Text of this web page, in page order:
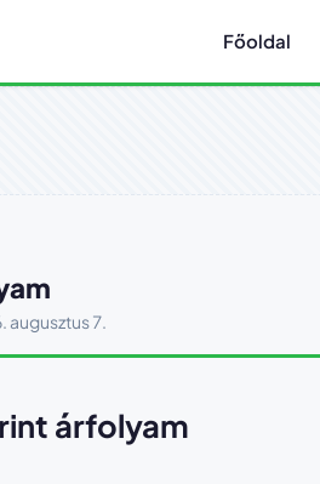
Főoldal
augusztus 7.
árfolyam